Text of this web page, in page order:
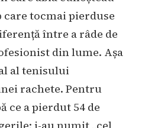
tocmai pierduse
între a râde de
din lume. Așa
al tenisului
rachete. Pentru
ce a pierdut 54 de